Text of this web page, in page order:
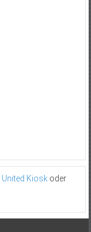
United Kioskoder